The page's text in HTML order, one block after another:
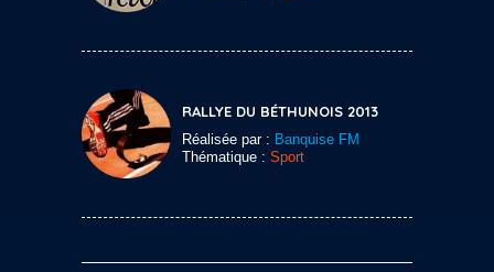
RALLYE DU BÉTHUNOIS 2013
Réalisée par : Banquise FM
Thématique : Sport